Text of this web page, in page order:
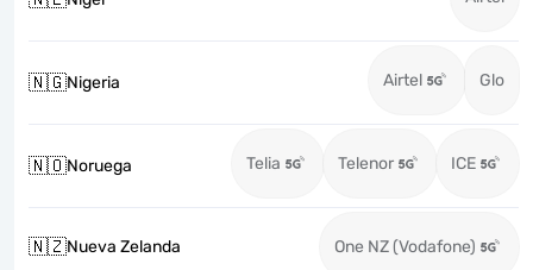
🇳🇬Nigeria Airtel Glo
🇳🇴Noruega Telia Telenor ICE
🇳🇿Nueva Zelanda One NZ (Vodafone)